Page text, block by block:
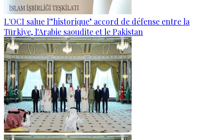
L'OCI salue l'"historique" accord de défense entre la
Türkiye, l'Arabie saoudite et le Pakistan